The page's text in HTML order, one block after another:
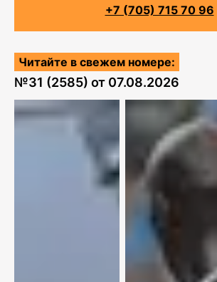
+7 (705) 715 70 96
Читайте в свежем номере:
№31 (2585) от 07.08.2026